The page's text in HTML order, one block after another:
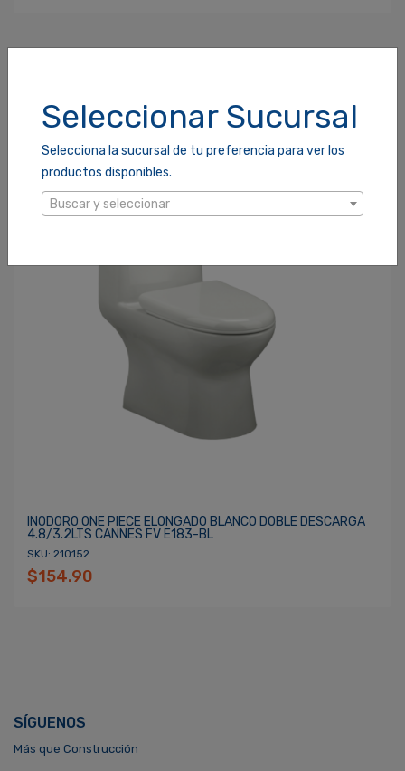
Seleccionar Sucursal
Selecciona la sucursal de tu preferencia para ver los
productos disponibles.
Buscar y seleccionar
¿Olvidaste tu Contraseña?
INODORO ONE PIECE ELONGADO BLANCO DOBLE DESCARGA
4.8/3.2LTS CANNES FV E183-BL
SKU: 210152
$154.90
SÍGUENOS
Más que Construcción